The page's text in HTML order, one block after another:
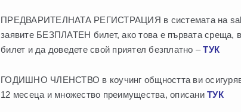
ПРЕДВАРИТЕЛНАТА РЕГИСТРАЦИЯ в системата на
заявите БЕЗПЛАТЕН билет, ако това е първата среща,
билет и да доведете свой приятел безплатно – ТУК
ГОДИШНО ЧЛЕНСТВО в коучинг общността ви
12 месеца и множество преимущества, описани ТУК